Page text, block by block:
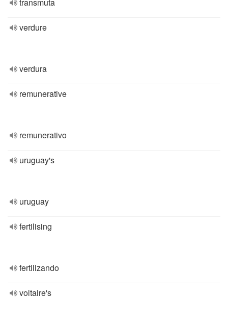
verdure
verdura
remunerative
remunerativo
uruguay's
uruguay
fertilising
fertilizando
voltaire's